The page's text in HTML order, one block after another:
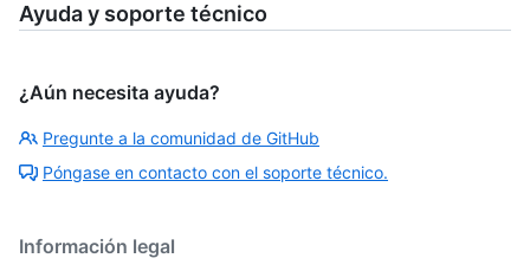
Ayuda y soporte técnico
¿Aún necesita ayuda?
Pregunte a la comunidad de GitHub
Póngase en contacto con el soporte técnico.
Información legal